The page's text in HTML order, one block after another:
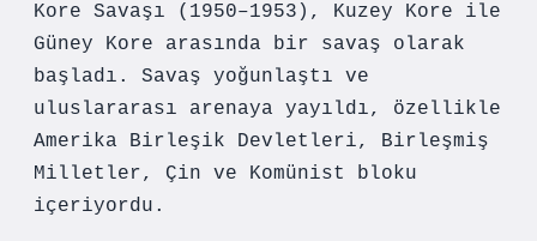
Kore Savaşı (1950–1953), Kuzey Kore ile
Güney Kore arasında bir savaş olarak
başladı. Savaş yoğunlaştı ve
uluslararası arenaya yayıldı, özellikle
Amerika Birleşik Devletleri, Birleşmiş
Milletler, Çin ve Komünist bloku
içeriyordu.